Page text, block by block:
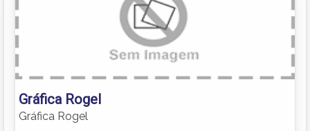
Gráfica Rogel
Gráfica Rogel